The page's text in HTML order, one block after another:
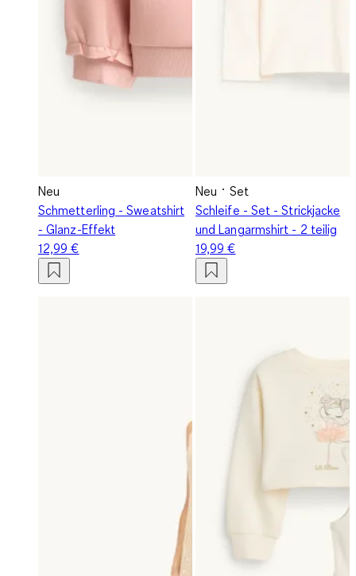
Neu
Schmetterling - Sweatshirt
- Glanz-Effekt
12,99 €
Neu
Set
Schleife - Set - Strickjacke
und Langarmshirt - 2 teilig
19,99 €